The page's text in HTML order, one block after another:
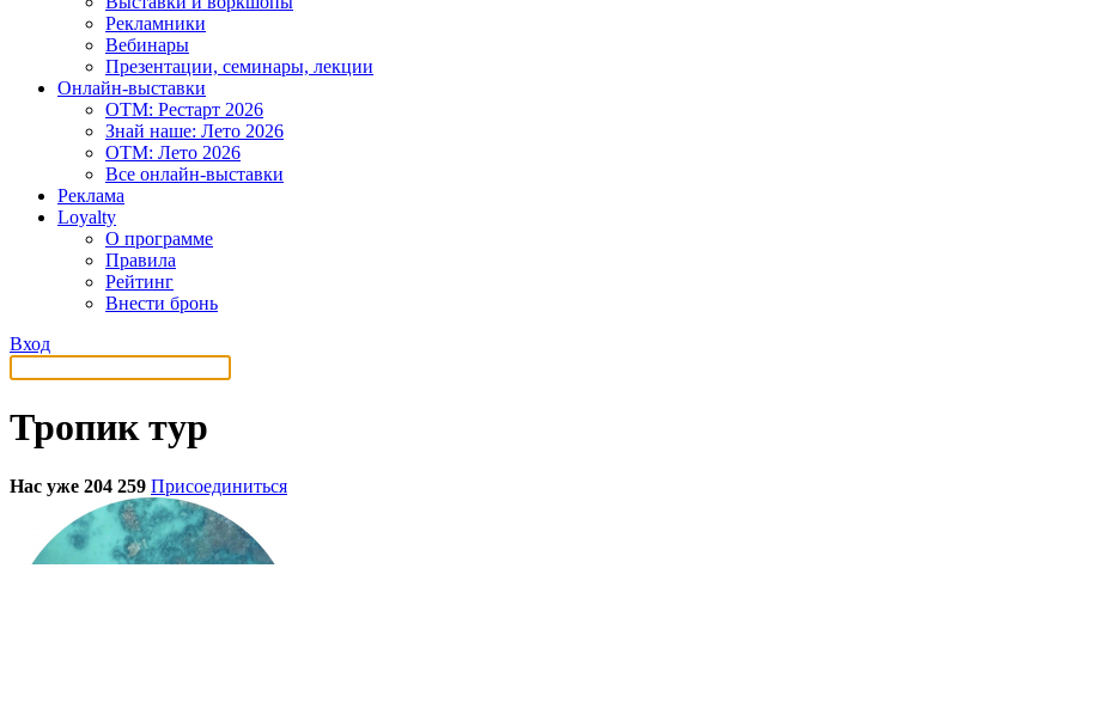
Рекламники
Вебинары
Презентации, семинары, лекции
Онлайн-выставки
OTM: Рестарт 2026
Знай наше: Лето 2026
OTM: Лето 2026
Все онлайн-выставки
Реклама
Loyalty
О программе
Правила
Рейтинг
Внести бронь
Вход
Тропик тур
Нас уже 204 259 Присоединиться